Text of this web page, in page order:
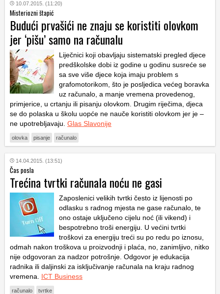
10.07.2015. (11:20)
Misteriozni štapić
Budući prvašići ne znaju se koristiti olovkom
jer ‘pišu’ samo na računalu
Liječnici koji obavljaju sistematski pregled djece
predškolske dobi iz godine u godinu susreće se
sa sve više djece koja imaju problem s
grafomotorikom, što je posljedica većeg boravka
uz računalo, a manje vremena provedenog,
primjerice, u crtanju ili pisanju olovkom. Drugim riječima, djeca
se do polaska u školu uopće ne nauče koristiti olovkom jer je –
ne upotrebljavaju. Glas Slavonije
olovka pisanje računalo
14.04.2015. (13:51)
Čas posla
Trećina tvrtki računala noću ne gasi
Zaposlenici velikih tvrtki često iz lijenosti po
odlasku s radnog mjesta ne gase računalo, te
ono ostaje uključeno cijelu noć (ili vikend) i
bespotrebno troši energiju. U većini tvrtki
troškovi za energiju treći su po redu po iznosu,
odmah nakon troškova u proizvodnji i plaća, no, zanimljivo, nitko
nije odgovoran za nadzor potrošnje. Odgovor je edukacija
radnika ili daljinski za isključivanje računala na kraju radnog
vremena. ICT Business
računalo tvrtke